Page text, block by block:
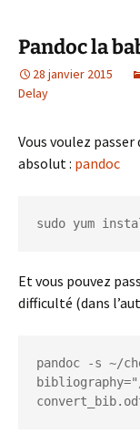
Pandoc la
28 janvier 2015
Delay
Vous voulez passer
absolut : pandoc
sudo yum
Et vous pouvez
difficulté (dans
pandoc -s ~/